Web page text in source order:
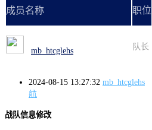
成员名称 职位
mb_htcglehs 队长
2024-08-15 13:27:32 mb_htcglehs
航
战队信息修改